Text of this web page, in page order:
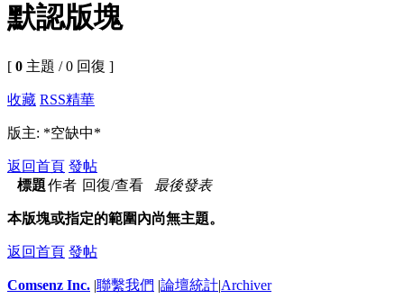
默認版塊
[ 0 主題 / 0 回復 ]
收藏 RSS精華
版主: *空缺中*
返回首頁 發帖
標題作者 回復/查看 最後發表
本版塊或指定的範圍內尚無主題。
返回首頁 發帖
Comsenz Inc. |聯繫我們 |論壇統計|Archiver